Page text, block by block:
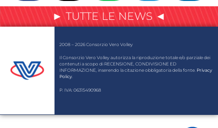
► TUTTE LE NEWS ◄
2008 – 2026 Consorzio Vero Volley
Il Consorzio Vero Volley autorizza la riproduzione totale e/o parziale dei
contenuti a scopo di RECENSIONE, CONDIVISIONE ED
INFORMAZIONE, inserendo la citazione obbligatoria della fonte. Privacy
Policy.
P. IVA: 06315490968